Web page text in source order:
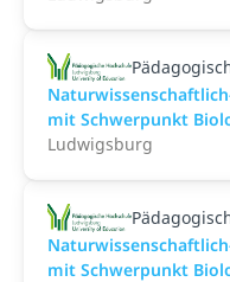
mit Schwerpunkt
Ludwigsburg
mit Schwerpunkt